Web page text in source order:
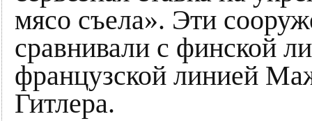
мясо съела». Эти
сравнивали с финской
французской линией
Гитлера.